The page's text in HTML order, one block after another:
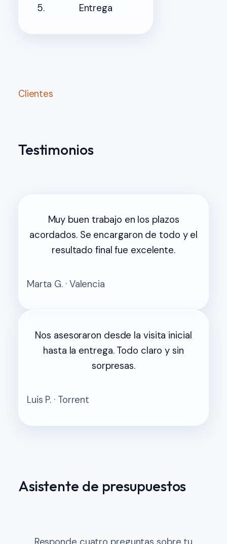
Entrega
Clientes
Testimonios
Muy buen trabajo en los plazos
acordados. Se encargaron de todo y el
resultado final fue excelente.
Marta G. · Valencia
Nos asesoraron desde la visita inicial
hasta la entrega. Todo claro y sin
sorpresas.
Luis P. · Torrent
Asistente de presupuestos